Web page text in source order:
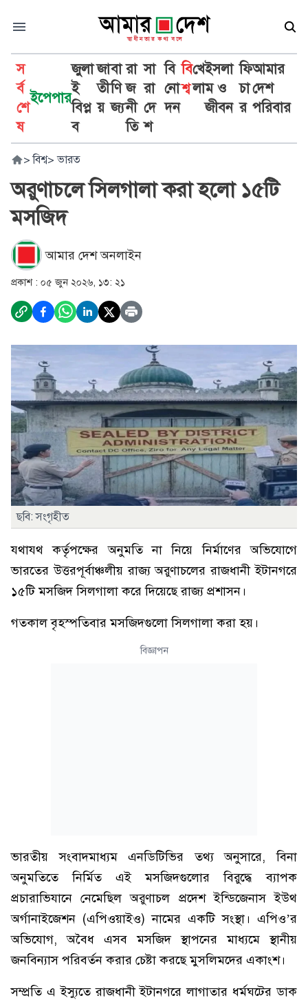
স
র্ব
শে
ষ
ইপেপার
জুলা
ই
বিপ্ল
ব
জা
তী
য়
বা
ণি
জ্য
রা
জ
নী
তি
সা
রা
দে
শ
বি
নো
দন
বি
শ্ব
খে
লা
ইসলা
ম ও
জীবন
ফি
চা
র
আমার
দেশ
পরিবার
> বিশ্ব> ভারত
অরুণাচলে সিলগালা করা হলো ১৫টি
মসজিদ
আমার দেশ অনলাইন
প্রকাশ : ০৫ জুন ২০২৬, ১৩: ২১
ছবি: সংগৃহীত
যথাযথ কর্তৃপক্ষের অনুমতি না নিয়ে নির্মাণের অভিযোগে
ভারতের উত্তরপূর্বাঞ্চলীয় রাজ্য অরুণাচলের রাজধানী ইটানগরে
১৫টি মসজিদ সিলগালা করে দিয়েছে রাজ্য প্রশাসন।
গতকাল বৃহস্পতিবার মসজিদগুলো সিলগালা করা হয়।
বিজ্ঞাপন
ভারতীয় সংবাদমাধ্যম এনডিটিভির তথ্য অনুসারে, বিনা
অনুমতিতে নির্মিত এই মসজিদগুলোর বিরুদ্ধে ব্যাপক
প্রচারাভিযানে নেমেছিল অরুণাচল প্রদেশ ইন্ডিজেনাস ইউথ
অর্গানাইজেশন (এপিওয়াইও) নামের একটি সংস্থা। এপিও’র
অভিযোগ, অবৈধ এসব মসজিদ স্থাপনের মাধ্যমে স্থানীয়
জনবিন্যাস পরিবর্তন করার চেষ্টা করছে মুসলিমদের একাংশ।
সম্প্রতি এ ইস্যুতে রাজধানী ইটানগরে লাগাতার ধর্মঘটের ডাক